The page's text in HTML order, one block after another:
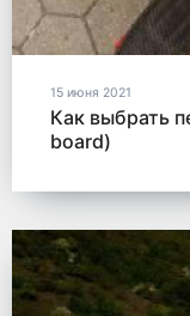
15 июня 2021
Как выбрать
board)